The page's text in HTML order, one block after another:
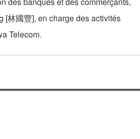
[林國豐], en charge des activités
Telecom.